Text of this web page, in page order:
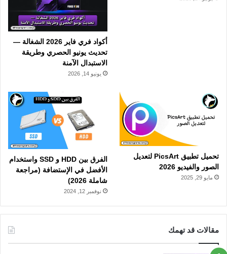
أكواد فري فاير 2026 الشغالة —
تحديث يونيو الحصري وطريقة
الاستبدال الآمنة
يونيو 14, 2026
تحميل تطبيق PicsArt لتعديل
الصور والفيديو 2026
مايو 29, 2025
الفرق بين HDD و SSD واستخدام
الأفضل في الإستضافة (مراجعة
شاملة 2026)
نوفمبر 12, 2024
مقالات قد تهمك